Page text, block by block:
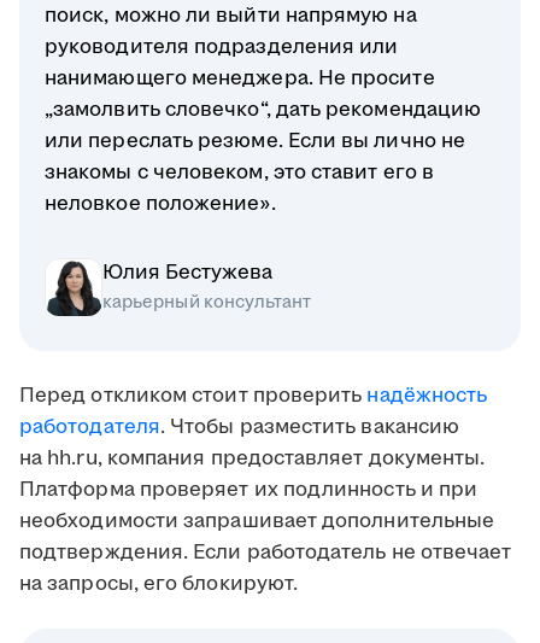
поиск, можно ли выйти напрямую на
руководителя подразделения или
нанимающего менеджера. Не просите
„замолвить словечко“, дать рекомендацию
или переслать резюме. Если вы лично не
знакомы с человеком, это ставит его в
неловкое положение».
Юлия Бестужева
карьерный консультант
Перед откликом стоит проверить надёжность
работодателя. Чтобы разместить вакансию
на hh.ru, компания предоставляет документы.
Платформа проверяет их подлинность и при
необходимости запрашивает дополнительные
подтверждения. Если работодатель не отвечает
на запросы, его блокируют.